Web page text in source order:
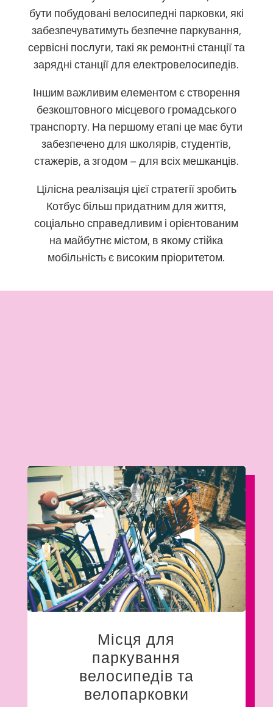
бути побудовані велосипедні парковки, які
забезпечуватимуть безпечне паркування,
сервісні послуги, такі як ремонтні станції та
зарядні станції для електровелосипедів.
Іншим важливим елементом є створення
безкоштовного місцевого громадського
транспорту. На першому етапі це має бути
забезпечено для школярів, студентів,
стажерів, а згодом – для всіх мешканців.
Цілісна реалізація цієї стратегії зробить
Котбус більш придатним для життя,
соціально справедливим і орієнтованим
на майбутнє містом, в якому стійка
мобільність є високим пріоритетом.
Місця для
паркування
велосипедів та
велопарковки